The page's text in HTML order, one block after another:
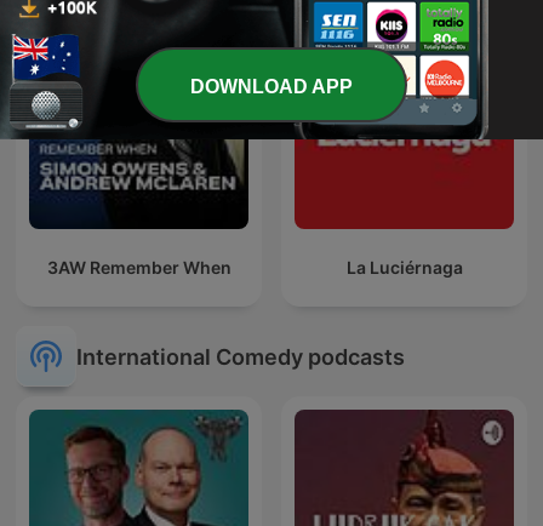
3AW Remember When La Luciérnaga
International Comedy podcasts
DOWNLOAD APP